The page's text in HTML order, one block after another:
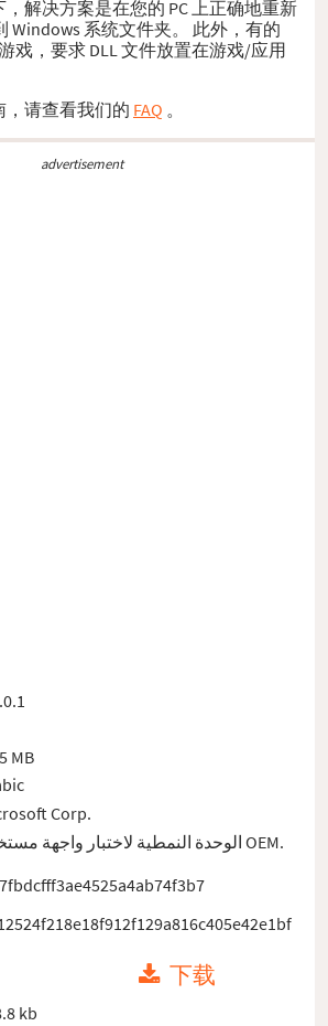
解决方案是在您的 PC 上正确地重新
Windows 系统文件夹。 此外，有的
戏，要求 DLL 文件放置在游戏/应用
请查看我们的 FAQ 。
advertisement
MB
Corp.
الوحدة النمطية لاختبار واجهة مستخدم OEM.
下载
kb